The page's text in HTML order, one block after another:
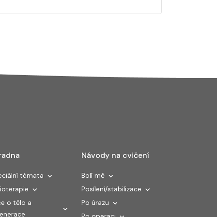
témata
o tělo a
Návody na cvičení
Bolí mě
Posílení/stabilizace
Po úrazu